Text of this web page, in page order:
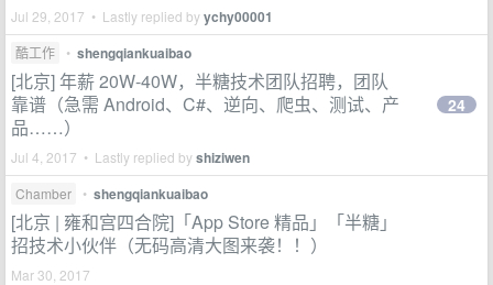
Jul 29, 2017 • Lastly replied byychy00001
酷工作 • shengqiankuaibao
[北京] 年薪 20W-40W，半糖技术团队招聘，团队
靠谱（急需 Android、C#、逆向、爬虫、测试、产
品……）
Jul 4, 2017 • Lastly replied byshiziwen
24
Chamber • shengqiankuaibao
[北京 | 雍和宫四合院]「App Store 精品」「半糖」
招技术小伙伴（无码高清大图来袭！！）
Mar 30, 2017